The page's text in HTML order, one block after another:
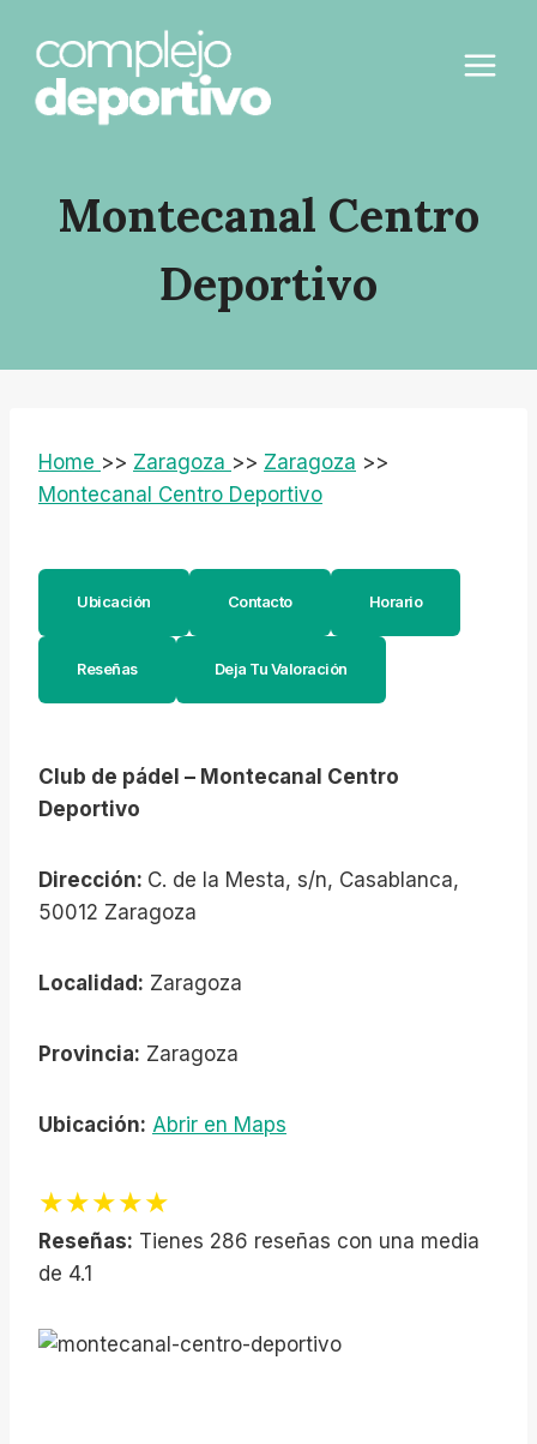
contenido
Montecanal Centro
Deportivo
Home >> Zaragoza >> Zaragoza >>
Montecanal Centro Deportivo
Ubicación Contacto Horario
Reseñas Deja Tu Valoración
Club de pádel – Montecanal Centro
Deportivo
Dirección: C. de la Mesta, s/n, Casablanca,
50012 Zaragoza
Localidad: Zaragoza
Provincia: Zaragoza
Ubicación: Abrir en Maps
★★★★★
Reseñas: Tienes 286 reseñas con una media
de 4.1